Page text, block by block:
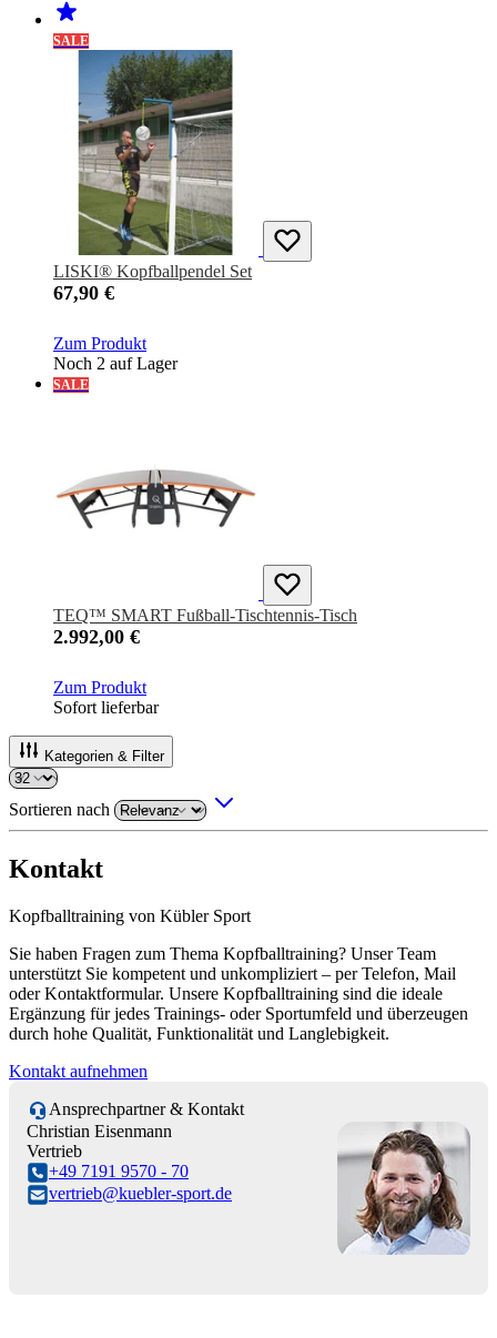
SALE
LISKI® Kopfballpendel Set
67,90 €
Zum Produkt
Noch 2 auf Lager
SALE
TEQ™ SMART Fußball-Tischtennis-Tisch
2.992,00 €
Zum Produkt
Sofort lieferbar
Kategorien & Filter
Sortieren nach
Kontakt
Kopfballtraining von Kübler Sport
Sie haben Fragen zum Thema Kopfballtraining? Unser Team
unterstützt Sie kompetent und unkompliziert – per Telefon, Mail
oder Kontaktformular. Unsere Kopfballtraining sind die ideale
Ergänzung für jedes Trainings- oder Sportumfeld und überzeugen
durch hohe Qualität, Funktionalität und Langlebigkeit.
Kontakt aufnehmen
Ansprechpartner & Kontakt
Christian Eisenmann
Vertrieb
+49 7191 9570 - 70
vertrieb@kuebler-sport.de